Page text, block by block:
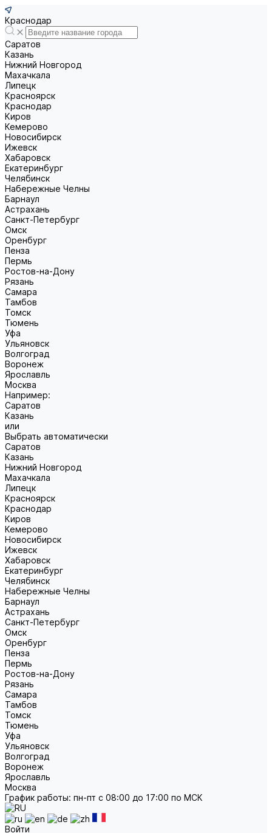
Краснодар
Саратов
Казань
Нижний Новгород
Махачкала
Липецк
Красноярск
Краснодар
Киров
Кемерово
Новосибирск
Ижевск
Хабаровск
Екатеринбург
Челябинск
Набережные Челны
Барнаул
Астрахань
Санкт-Петербург
Омск
Оренбург
Пенза
Пермь
Ростов-на-Дону
Рязань
Самара
Тамбов
Томск
Тюмень
Уфа
Ульяновск
Волгоград
Воронеж
Ярославль
Москва
Например:
Саратов
Казань
или
Выбрать автоматически
Саратов
Казань
Нижний Новгород
Махачкала
Липецк
Красноярск
Краснодар
Киров
Кемерово
Новосибирск
Ижевск
Хабаровск
Екатеринбург
Челябинск
Набережные Челны
Барнаул
Астрахань
Санкт-Петербург
Омск
Оренбург
Пенза
Пермь
Ростов-на-Дону
Рязань
Самара
Тамбов
Томск
Тюмень
Уфа
Ульяновск
Волгоград
Воронеж
Ярославль
Москва
График работы: пн-пт с 08:00 до 17:00 по МСК
Войти